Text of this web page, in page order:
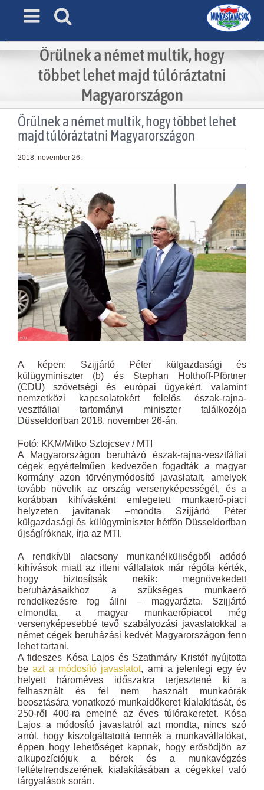
Örülnek a német multik, hogy
többet lehet majd túlóráztatni
Magyarországon
Örülnek a német multik, hogy többet lehet
majd túlóráztatni Magyarországon
2018. november 26.
Larger
Image
A képen: Szijjártó Péter külgazdasági és
külügyminiszter (b) és Stephan Holthoff-Pförtner
(CDU) szövetségi és európai ügyekért, valamint
nemzetközi kapcsolatokért felelős észak-rajna-
vesztfáliai tartományi miniszter találkozója
Düsseldorfban 2018. november 26-án.
Fotó: KKM/Mitko Sztojcsev / MTI
A Magyarországon beruházó észak-rajna-vesztfáliai
cégek egyértelműen kedvezően fogadták a magyar
kormány azon törvénymódosító javaslatait, amelyek
tovább növelik az ország versenyképességét, és a
korábban kihívásként emlegetett munkaerő-piaci
helyzeten javítanak –mondta Szijjártó Péter
külgazdasági és külügyminiszter hétfőn Düsseldorfban
újságíróknak, írja az MTI.
A rendkívül alacsony munkanélküliségből adódó
kihívások miatt az itteni vállalatok már régóta kérték,
hogy biztosítsák nekik: megnövekedett
beruházásaikhoz a szükséges munkaerő
rendelkezésre fog állni – magyarázta. Szijjártó
elmondta, a magyar munkaerőpiacot még
versenyképesebbé tevő szabályozási javaslatokkal a
német cégek beruházási kedvét Magyarországon fenn
lehet tartani.
A fideszes Kósa Lajos és Szathmáry Kristóf nyújtotta
beazt a módosító javaslatot, ami a jelenlegi egy év
helyett hároméves időszakra terjesztené ki a
felhasznált és fel nem használt munkaórák
beosztására vonatkozó munkaidőkeret kialakítását, és
250-ről 400-ra emelné az éves túlórakeretet. Kósa
Lajos a módosító javaslatról azt mondta, nincs szó
arról, hogy kiszolgáltatottá tennék a munkavállalókat,
éppen hogy lehetőséget kapnak, hogy erősödjön az
alkupozíciójuk a bérek és a munkavégzés
feltételrendszerének kialakításában a cégekkel való
tárgyalások során.